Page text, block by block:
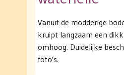
Vanuit de modderige
kruipt langzaam een
omhoog. Duidelijke
foto's.